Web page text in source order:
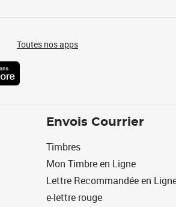
Toutes nos apps
Envois Courrier
Timbres
Mon Timbre en Ligne
Lettre Recommandée en
e-lettre rouge